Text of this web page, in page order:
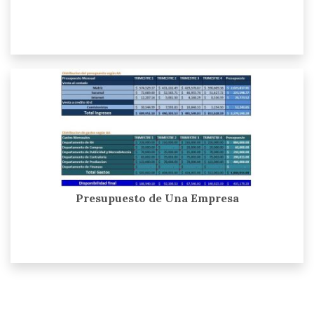
Presupuesto de Una Empresa